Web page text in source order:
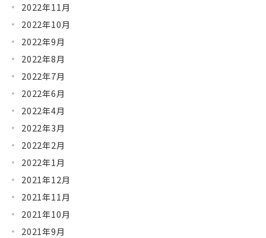
2022年11月
2022年10月
2022年9月
2022年8月
2022年7月
2022年6月
2022年4月
2022年3月
2022年2月
2022年1月
2021年12月
2021年11月
2021年10月
2021年9月